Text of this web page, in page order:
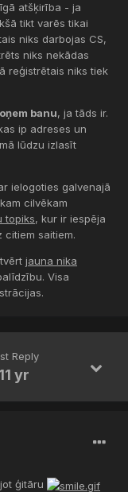
atšķirība - ja
tikt varēs tikai
niks darbojas CS,
niks nekādas
reģistrētais niks tiek
banu, ja tāds ir.
ip adreses un
lūdzu izlasīt
ielogoties galvenajā
cilvēkam
topiks, kur ir iespēja
citiem saitiem.
jauna nika
Visa
Reply
11 yr
ģitāru